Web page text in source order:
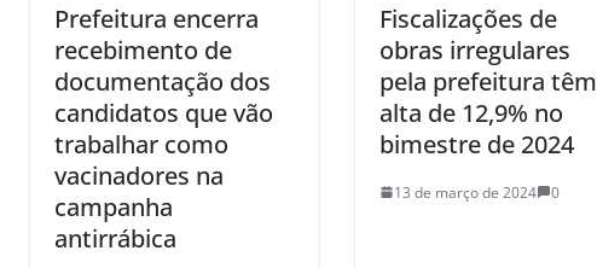
Prefeitura encerra
recebimento de
documentação dos
candidatos que vão
trabalhar como
vacinadores na
campanha
antirrábica
Fiscalizações de
obras irregulares
pela prefeitura têm
alta de 12,9% no
bimestre de 2024
13 de março de 2024 0